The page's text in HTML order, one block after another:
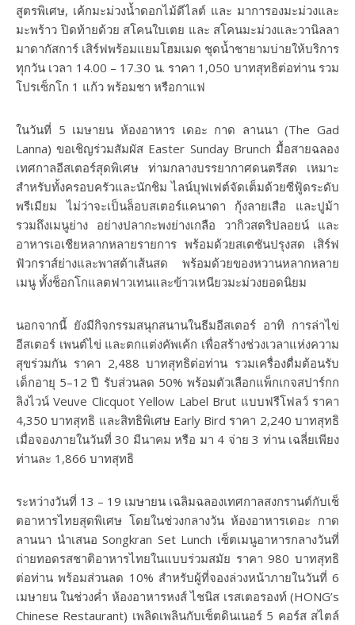
สูตรพิเศษ, เค้กมะม่วงน้ำดอกไม้ดีไลต์ และ มาการองมะม่วงและ
มะพร้าว ปิดท้ายด้วย สโคนใบเตย และ สโคนมะม่วงและวานิลลา
มาดากัสการ์ เสิร์ฟพร้อมแยมโฮมเมด ชุดน้ำชายามบ่ายให้บริการ
ทุกวัน เวลา 14.00 – 17.30 น. ราคา 1,050 บาทสุทธิต่อท่าน รวม
โปรเซ็กโก 1 แก้ว พร้อมชา หรือกาแฟ
ในวันที่ 5 เมษายน ห้องอาหาร เดอะ กาด ลานนา (The Gad
Lanna) ขอเชิญร่วมสัมผัส Easter Sunday Brunch มื้อสายฉลอง
เทศกาลอีสเตอร์สุดพิเศษ ท่ามกลางบรรยากาศดนตรีสด เหมาะ
สำหรับทั้งครอบครัวและนักชิม ไลน์บุฟเฟต์จัดเต็มด้วยซีฟู้ดระดับ
พรีเมียม ไม่ว่าจะเป็นล็อบสเตอร์แคนาดา กุ้งลายเสือ และปูม้า
รวมถึงเมนูย่าง อย่างปลากะพงย่างเกลือ วากิวสตริปลอยน์ และ
อาหารเอเชียหลากหลายรายการ พร้อมด้วยสเตชันปรุงสด เสิร์ฟ
ฟัวกราส์ย่างและพาสต้าเส้นสด พร้อมด้วยของหวานหลากหลาย
เมนู ทั้งช็อกโกแลตฟาวเทนและข้าวเหนียวมะม่วงยอดนิยม
นอกจากนี้ ยังมีกิจกรรมสนุกสนานในธีมอีสเตอร์ อาทิ การล่าไข่
อีสเตอร์ เพนต์ไข่ และตกแต่งคัพเค้ก เพื่อสร้างช่วงเวลาแห่งความ
สุขร่วมกัน ราคา 2,488 บาทสุทธิต่อท่าน รวมเครื่องดื่มต้อนรับ
เด็กอายุ 5–12 ปี รับส่วนลด 50% พร้อมตัวเลือกแพ็กเกจสปาร์กก
ลิงไวน์ Veuve Clicquot Yellow Label Brut แบบฟรีโฟลว์ ราคา
4,350 บาทสุทธิ และสิทธิพิเศษ Early Bird ราคา 2,240 บาทสุทธิ
เมื่อจองภายในวันที่ 30 มีนาคม หรือ มา 4 จ่าย 3 ท่าน เฉลี่ยเพียง
ท่านละ 1,866 บาทสุทธิ
ระหว่างวันที่ 13 – 19 เมษายน เฉลิมฉลองเทศกาลสงกรานต์กับเช็
ตอาหารไทยสุดพิเศษ โดยในช่วงกลางวัน ห้องอาหารเดอะ กาด
ลานนา นำเสนอ Songkran Set Lunch เซ็ตเมนูอาหารกลางวันที่
ถ่ายทอดรสชาติอาหารไทยในแบบร่วมสมัย ราคา 980 บาทสุทธิ
ต่อท่าน พร้อมส่วนลด 10% สำหรับผู้ที่จองล่วงหน้าภายในวันที่ 6
เมษายน ในช่วงค่ำ ห้องอาหารหงส์ ไชนิส เรสเตอรองท์ (HONG’s
Chinese Restaurant) เพลิดเพลินกับเซ็ตดินเนอร์ 5 คอร์ส สไตล์